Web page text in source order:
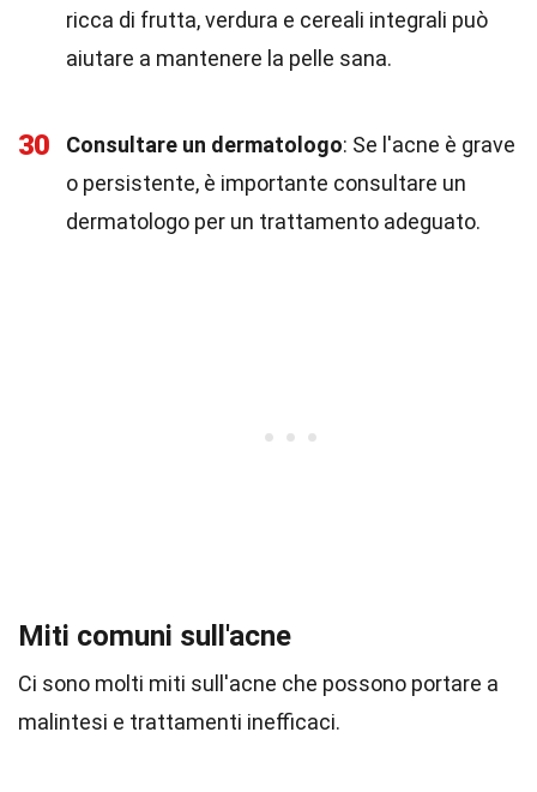
ricca di frutta, verdura e cereali integrali può
aiutare a mantenere la pelle sana.
30 Consultare un dermatologo: Se l'acne è grave
o persistente, è importante consultare un
dermatologo per un trattamento adeguato.
Miti comuni sull'acne
Ci sono molti miti sull'acne che possono portare a
malintesi e trattamenti inefficaci.